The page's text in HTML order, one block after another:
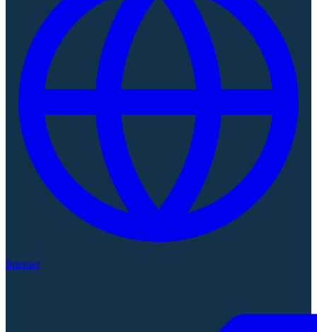
Internet